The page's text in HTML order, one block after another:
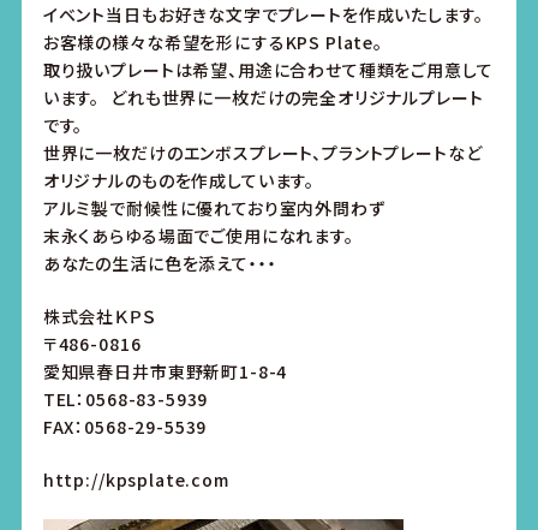
イベント当日もお好きな文字でプレートを作成いたします。
お客様の様々な希望を形にするKPS Plate。
取り扱いプレートは希望、用途に合わせて種類をご用意して
います。 どれも世界に一枚だけの完全オリジナルプレート
です。
世界に一枚だけのエンボスプレート、プラントプレートなど
オリジナルのものを作成しています。
アルミ製で耐候性に優れており室内外問わず
末永くあらゆる場面でご使用になれます。
あなたの生活に色を添えて・・・
株式会社ＫＰＳ
〒486-0816
愛知県春日井市東野新町1-8-4
TEL：0568-83-5939
FAX：0568-29-5539
http://kpsplate.com